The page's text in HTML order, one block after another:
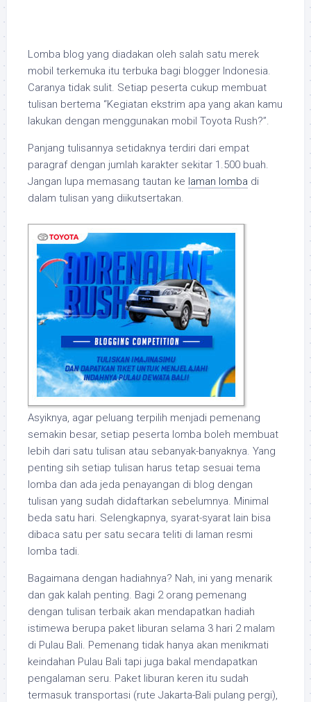
Lomba blog yang diadakan oleh salah satu merek
mobil terkemuka itu terbuka bagi blogger Indonesia.
Caranya tidak sulit. Setiap peserta cukup membuat
tulisan bertema “Kegiatan ekstrim apa yang akan kamu
lakukan dengan menggunakan mobil Toyota Rush?”.
Panjang tulisannya setidaknya terdiri dari empat
paragraf dengan jumlah karakter sekitar 1.500 buah.
Jangan lupa memasang tautan ke laman lomba di
dalam tulisan yang diikutsertakan.
Asyiknya, agar peluang terpilih menjadi pemenang
semakin besar, setiap peserta lomba boleh membuat
lebih dari satu tulisan atau sebanyak-banyaknya. Yang
penting sih setiap tulisan harus tetap sesuai tema
lomba dan ada jeda penayangan di blog dengan
tulisan yang sudah didaftarkan sebelumnya. Minimal
beda satu hari. Selengkapnya, syarat-syarat lain bisa
dibaca satu per satu secara teliti di laman resmi
lomba tadi.
Bagaimana dengan hadiahnya? Nah, ini yang menarik
dan gak kalah penting. Bagi 2 orang pemenang
dengan tulisan terbaik akan mendapatkan hadiah
istimewa berupa paket liburan selama 3 hari 2 malam
di Pulau Bali. Pemenang tidak hanya akan menikmati
keindahan Pulau Bali tapi juga bakal mendapatkan
pengalaman seru. Paket liburan keren itu sudah
termasuk transportasi (rute Jakarta-Bali pulang pergi),